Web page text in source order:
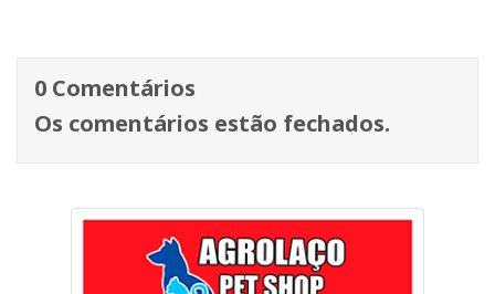
0 Comentários
Os comentários estão fechados.